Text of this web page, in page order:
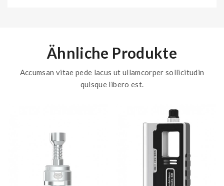
Ähnliche Produkte
Accumsan vitae pede lacus ut ullamcorper sollicitudin
quisque libero est.